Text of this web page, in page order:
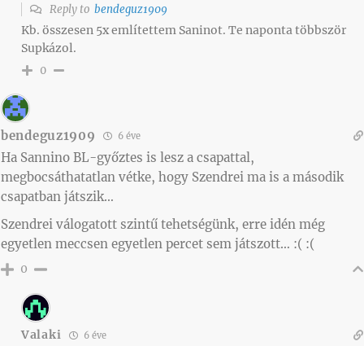
Reply to bendeguz1909
Kb. összesen 5x említettem Saninot. Te naponta többször
Supkázol.
0
bendeguz1909 6 éve
Ha Sannino BL-győztes is lesz a csapattal,
megbocsáthatatlan vétke, hogy Szendrei ma is a második
csapatban játszik…
Szendrei válogatott szintű tehetségünk, erre idén még
egyetlen meccsen egyetlen percet sem játszott… :( :(
0
Valaki 6 éve